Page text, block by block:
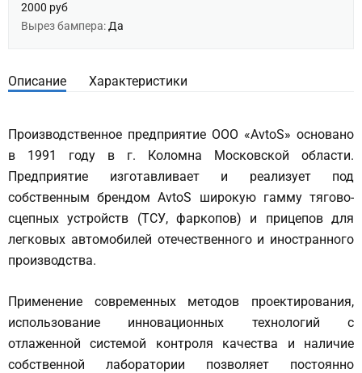
2000 руб
Вырез бампера: Да
Описание Характеристики
Производственное предприятие ООО «AvtoS» основано
в 1991 году в г. Коломна Московской области.
Предприятие изготавливает и реализует под
собственным брендом AvtoS широкую гамму тягово-
сцепных устройств (ТСУ, фаркопов) и прицепов для
легковых автомобилей отечественного и иностранного
производства.
Применение современных методов проектирования,
использование инновационных технологий с
отлаженной системой контроля качества и наличие
собственной лаборатории позволяет постоянно